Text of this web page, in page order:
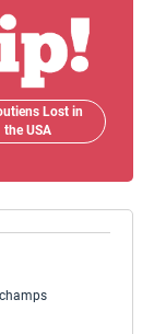
Lost in
the USA